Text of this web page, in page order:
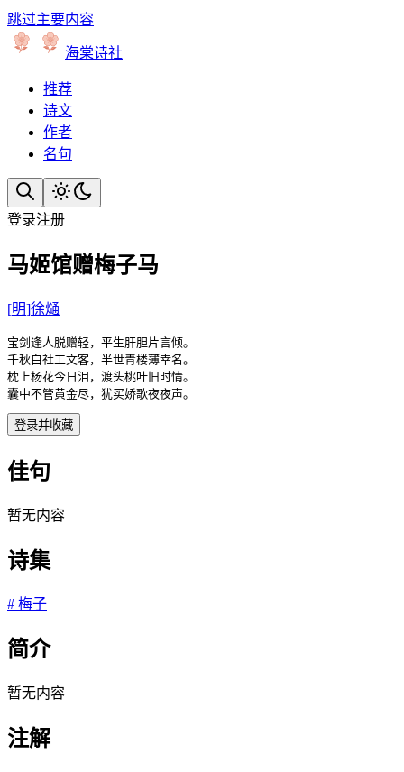
跳过主要内容
海棠诗社
推荐
诗文
作者
名句
登录注册
马姬馆赠梅子马
[明]徐熥
宝剑逢人脱赠轻，平生肝胆片言倾。
千秋白社工文客，半世青楼薄幸名。
枕上杨花今日泪，渡头桃叶旧时情。
囊中不管黄金尽，犹买娇歌夜夜声。
登录并收藏
佳句
暂无内容
诗集
# 梅子
简介
暂无内容
注解